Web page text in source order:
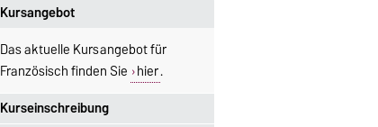
Kurseinschreibung
Kursangebot
Das aktuelle Kursangebot für
Französisch finden Sie hier.